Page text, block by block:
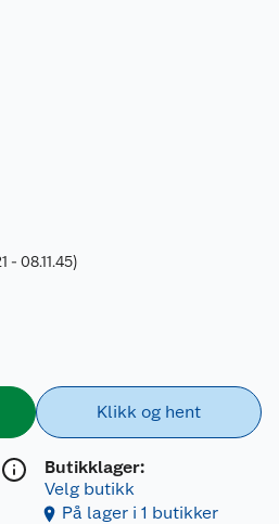
- 08.11.45)
Klikk og hent
Butikklager:
Velg butikk
På lager i 1 butikker